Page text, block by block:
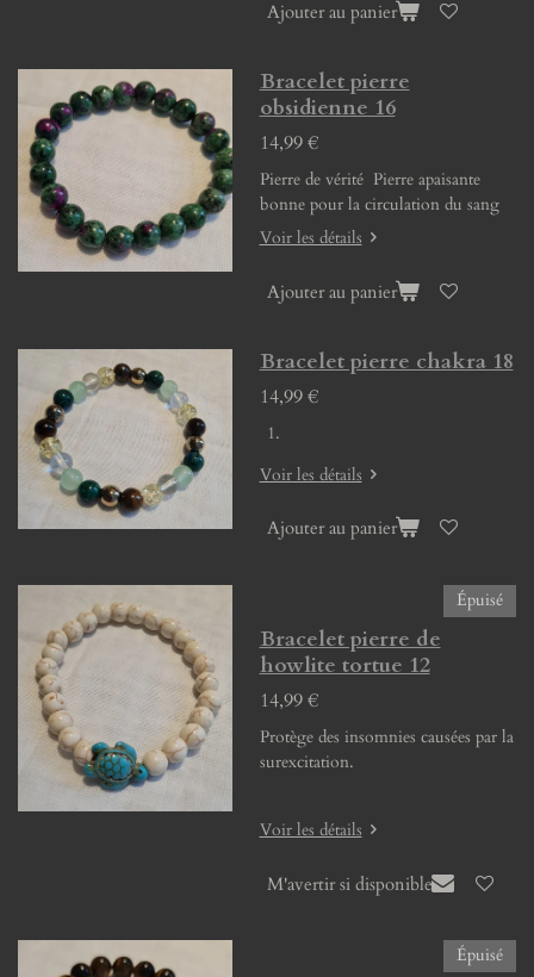
Ajouter au panier
Bracelet pierre
obsidienne 16
14,99 €
Pierre de vérité Pierre apaisante
bonne pour la circulation du sang
Voir les détails
Ajouter au panier
Bracelet pierre chakra 18
14,99 €
Voir les détails
Ajouter au panier
Épuisé
Bracelet pierre de
howlite tortue 12
14,99 €
Protège des insomnies causées par la
surexcitation.
Voir les détails
M'avertir si disponible
Épuisé